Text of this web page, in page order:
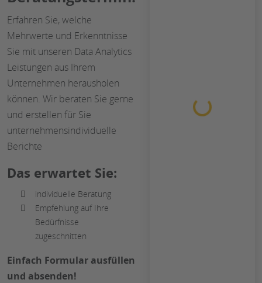
Erfahren Sie, welche
Mehrwerte und Erkenntnisse
Sie mit unseren Data Analytics
Leistungen aus Ihrem
Unternehmen herausholen
können. Wir beraten Sie gerne
und erstellen für Sie
unternehmensindividuelle
Berichte
Das erwartet Sie:
individuelle Beratung
Empfehlung auf Ihre
Bedürfnisse
zugeschnitten
Einfach Formular ausfüllen
und absenden!
Loading...